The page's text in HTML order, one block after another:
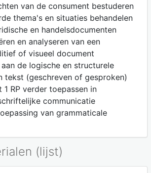
van de consument bestuderen
thema's en situaties behandelen
en handelsdocumenten
en analyseren van een
of visueel document
de logische en structurele
tekst (geschreven of gesproken)
1 RP verder toepassen in
communicatie
van grammaticale
(lijst)